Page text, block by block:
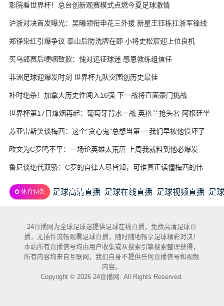
影院看世界杯！总台创新观赛模式点燃今夏足球激情
沪浙对决首发曝光：吴曦领衔申花三外援 新星王钰栋扛浙军锋线
郑铮染红引爆争议 泰山后防洗牌在即 小将史松宸迎上位良机
买乌郎赛后哽咽致歉：愧对远征球迷 感恩教练组信任
非洲足球迎爆发时刻 世界杯九队突围创历史最佳
补时绝杀！加拿大历史性闯入16强 下一战将直面豪门挑战
世界杯第17日烽烟再起：葡萄牙背水一战 英格兰抢头名 阿根廷坐
收渔利
苏亚雷斯笑谈梅西：这个"贪心鬼"总想当第一 我们早被他惯坏了
欧文为C罗鸣不平：一场论英雄太荒唐 上周我就料到他必爆发
鲁尼谈绝代双骄：C罗的自律人尽皆知，可谁真正读懂梅西的伟
✪ 体育词条 足球高清直播 足球在线直播 足球视频直播 足
24直播网为全球足球迷提供足球在线直播，免费高清足球直
播，无插件流畅观看足球直播，随时随地畅享足球精彩对决！
本站所有直播信号均由用户收集或从搜索引擎搜索整理获得，
所有内容均来自互联网，我们自身不提供任何直播信号和视频
内容。
Copyright © 2026 24直播网. All Rights Reserved.